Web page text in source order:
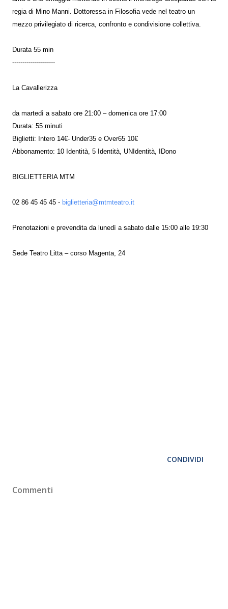
regia di Mino Manni. Dottoressa in Filosofia vede nel teatro un
mezzo privilegiato di ricerca, confronto e condivisione collettiva.
Durata 55 min
---------------------
La Cavallerizza
da martedì a sabato ore 21:00 – domenica ore 17:00
Durata: 55 minuti
Biglietti: Intero 14€- Under35 e Over65 10€
Abbonamento: 10 Identità, 5 Identità, UNIdentità, IDono
BIGLIETTERIA MTM
02 86 45 45 45 - biglietteria@mtmteatro.it
Prenotazioni e prevendita da lunedì a sabato dalle 15:00 alle 19:30
Sede Teatro Litta – corso Magenta, 24
CONDIVIDI
Commenti